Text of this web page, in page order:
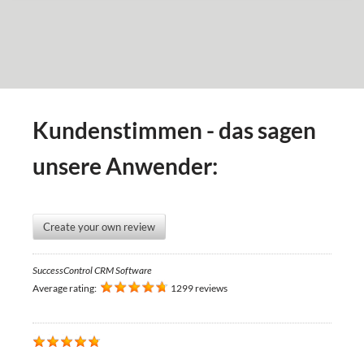
Kundenstimmen - das sagen
unsere Anwender:
Create your own review
SuccessControl CRM Software
Average rating:
1299 reviews